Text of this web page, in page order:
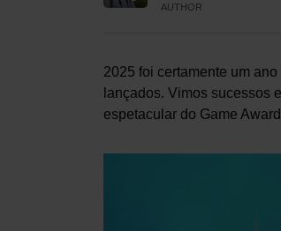
AUTHOR
2025 foi certamente um
lançados. Vimos sucessos
espetacular do Game